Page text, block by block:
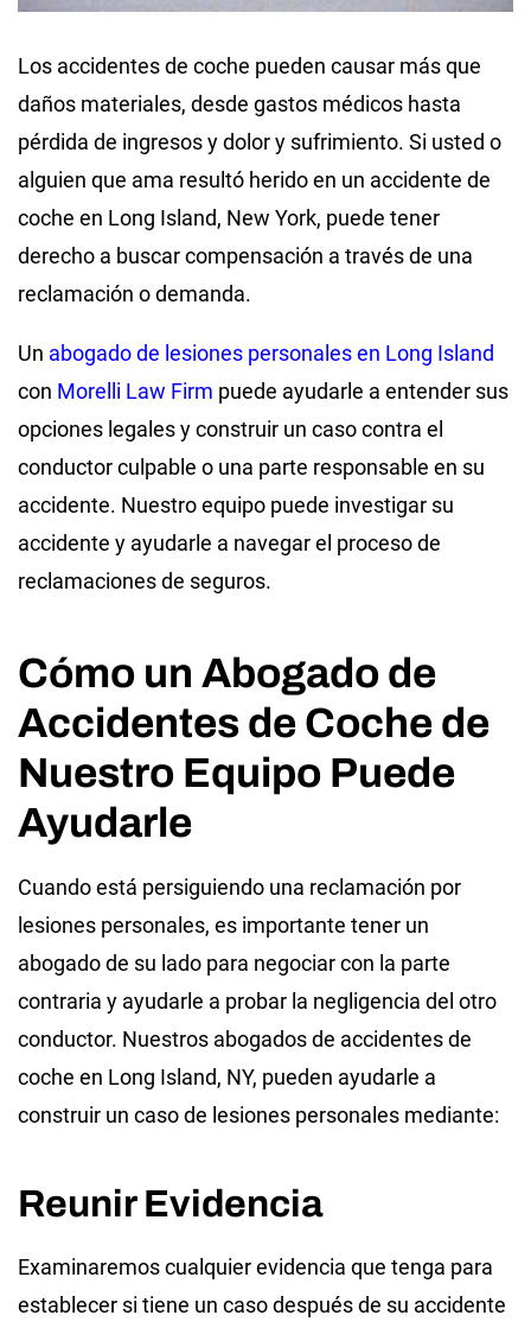
Los accidentes de coche pueden causar más que
daños materiales, desde gastos médicos hasta
pérdida de ingresos y dolor y sufrimiento. Si usted o
alguien que ama resultó herido en un accidente de
coche en Long Island, New York, puede tener
derecho a buscar compensación a través de una
reclamación o demanda.
Un abogado de lesiones personales en Long Island
con Morelli Law Firm puede ayudarle a entender sus
opciones legales y construir un caso contra el
conductor culpable o una parte responsable en su
accidente. Nuestro equipo puede investigar su
accidente y ayudarle a navegar el proceso de
reclamaciones de seguros.
Cómo un Abogado de
Accidentes de Coche de
Nuestro Equipo Puede
Ayudarle
Cuando está persiguiendo una reclamación por
lesiones personales, es importante tener un
abogado de su lado para negociar con la parte
contraria y ayudarle a probar la negligencia del otro
conductor. Nuestros abogados de accidentes de
coche en Long Island, NY, pueden ayudarle a
construir un caso de lesiones personales mediante:
Reunir Evidencia
Examinaremos cualquier evidencia que tenga para
establecer si tiene un caso después de su accidente